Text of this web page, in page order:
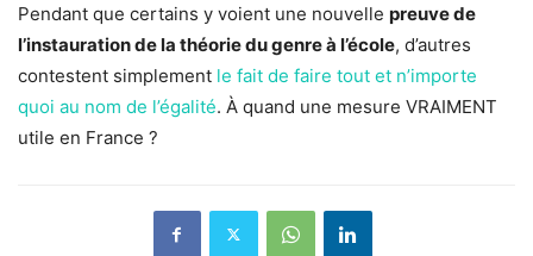
Pendant que certains y voient une nouvelle preuve de
l’instauration de la théorie du genre à l’école, d’autres
contestent simplement le fait de faire tout et n’importe
quoi au nom de l’égalité. À quand une mesure VRAIMENT
utile en France ?